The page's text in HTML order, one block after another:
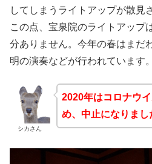
してしまうライトアップが散見
この点、宝泉院のライトアップ
分ありません。今年の春はまだ
明の演奏などが行われています。
シカさん
2020年はコロナウ
め、中止になりまし